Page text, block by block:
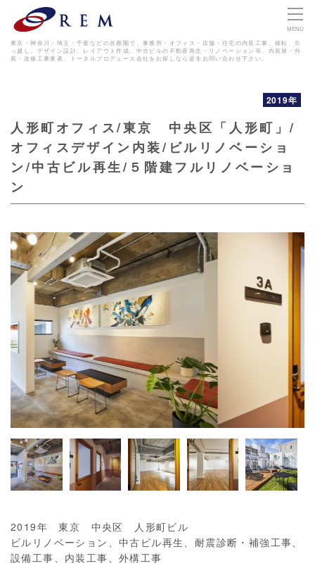
東京・神奈川・埼玉・千葉などの首都圏で、事務所・オフィス・店舗・住宅の内装工事、移転、引
っ越し、デザイン設計、レイアウト作成、 中古ビルの不動産再生・リノベーション等、内装屋・外
装・改修工事業者、トータルプロデュース会社をお探しなら是非お問い合わせ下さい。
MENU
2019年
人形町オフィス/東京 中央区「人形町」/
オフィスデザイン内装/ビルリノベーショ
ン/中古ビル再生/５階建フルリノベーショ
ン
2019年 東京 中央区 人形町ビル
ビルリノベーション、中古ビル再生、耐震診断・補強工事、
設備工事、内装工事、外構工事